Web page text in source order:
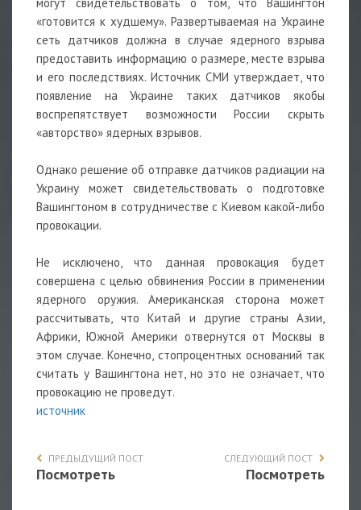
«готовится к худшему». Развертываемая на Украине
сеть датчиков должна в случае ядерного взрыва
предоставить информацию о размере, месте взрыва
и его последствиях. Источник СМИ утверждает, что
появление на Украине таких датчиков якобы
воспрепятствует возможности России скрыть
«авторство» ядерных взрывов.
Однако решение об отправке датчиков радиации на
Украину может свидетельствовать о подготовке
Вашингтоном в сотрудничестве с Киевом какой-либо
провокации.
Не исключено, что данная провокация будет
совершена с целью обвинения России в применении
ядерного оружия. Американская сторона может
рассчитывать, что Китай и другие страны Азии,
Африки, Южной Америки отвернутся от Москвы в
этом случае. Конечно, стопроцентных оснований так
считать у Вашингтона нет, но это не означает, что
провокацию не проведут.
источник
ПРЕДЫДУЩИЙ ПОСТ
Посмотреть
СЛЕДУЮЩИЙ ПОСТ
Посмотреть